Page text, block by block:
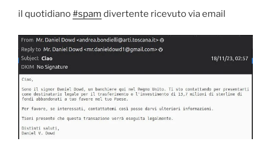
il quotidiano#spam divertente ricevuto via email